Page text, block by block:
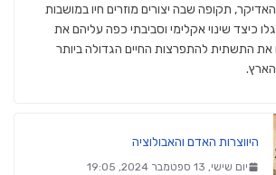
תקופה שבה יצורים מוזרים חיו במושבות
כיצד שינוי אקלימי וסביבתי כפה עליהם את
את התשתית להתפרצות החיים הגדולה ביותר
היווצרות האדם והאבולוציה
יום שישי, 13 ספטמבר 2024, 19:05